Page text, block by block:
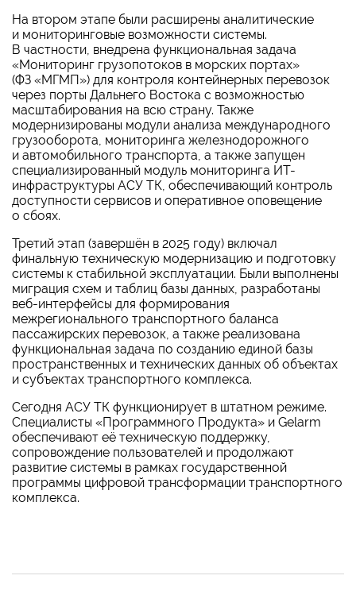
На втором этапе были расширены аналитические
и мониторинговые возможности системы.
В частности, внедрена функциональная задача
«Мониторинг грузопотоков в морских портах»
(ФЗ «МГМП») для контроля контейнерных перевозок
через порты Дальнего Востока с возможностью
масштабирования на всю страну. Также
модернизированы модули анализа международного
грузооборота, мониторинга железнодорожного
и автомобильного транспорта, а также запущен
специализированный модуль мониторинга ИТ-
инфраструктуры АСУ ТК, обеспечивающий контроль
доступности сервисов и оперативное оповещение
о сбоях.
Третий этап (завершён в 2025 году) включал
финальную техническую модернизацию и подготовку
системы к стабильной эксплуатации. Были выполнены
миграция схем и таблиц базы данных, разработаны
веб-интерфейсы для формирования
межрегионального транспортного баланса
пассажирских перевозок, а также реализована
функциональная задача по созданию единой базы
пространственных и технических данных об объектах
и субъектах транспортного комплекса.
Сегодня АСУ ТК функционирует в штатном режиме.
Специалисты «Программного Продукта» и Gelarm
обеспечивают её техническую поддержку,
сопровождение пользователей и продолжают
развитие системы в рамках государственной
программы цифровой трансформации транспортного
комплекса.